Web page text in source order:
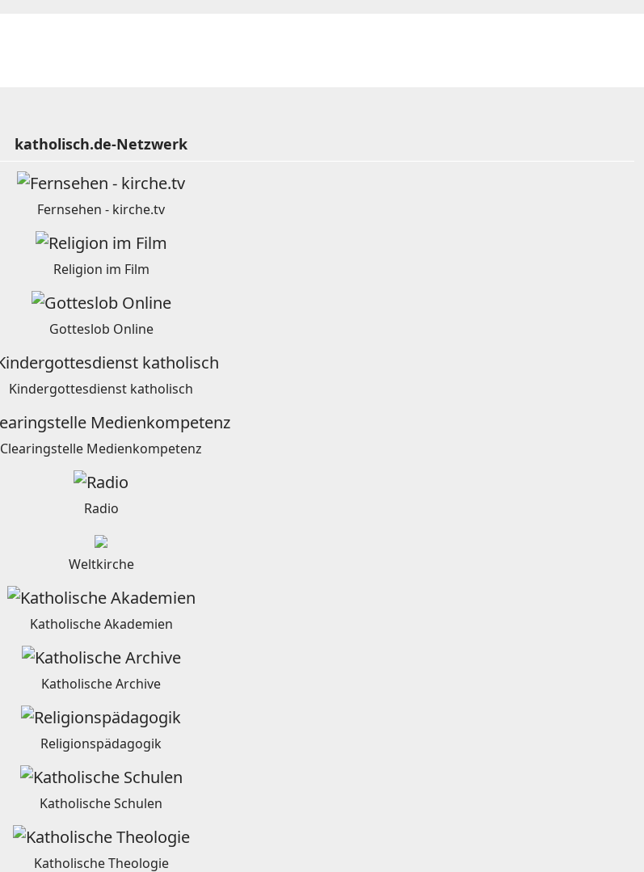
katholisch.de-Netzwerk
Fernsehen - kirche.tv
Religion im Film
Gotteslob Online
Kindergottesdienst katholisch
Clearingstelle Medienkompetenz
Radio
Weltkirche
Katholische Akademien
Katholische Archive
Religionspädagogik
Katholische Schulen
Katholische Theologie